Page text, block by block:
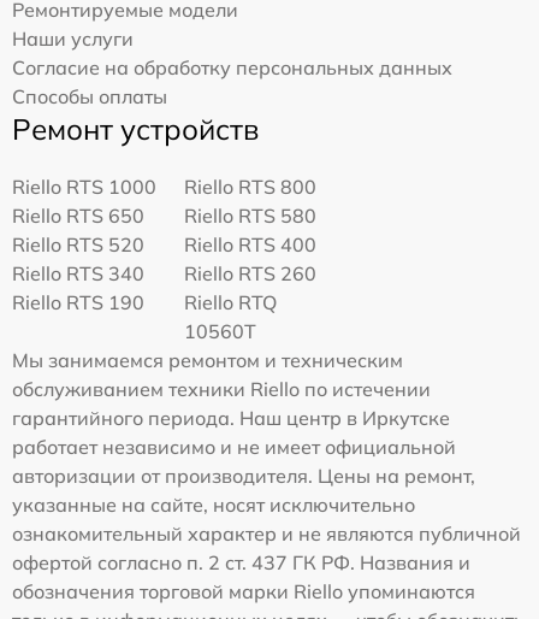
Ремонтируемые модели
Наши услуги
Согласие на обработку персональных данных
Способы оплаты
Ремонт устройств
Riello RTS 1000
Riello RTS 800
Riello RTS 650
Riello RTS 580
Riello RTS 520
Riello RTS 400
Riello RTS 340
Riello RTS 260
Riello RTS 190
Riello RTQ
10560T
Мы занимаемся ремонтом и техническим
обслуживанием техники Riello по истечении
гарантийного периода. Наш центр в Иркутске
работает независимо и не имеет официальной
авторизации от производителя. Цены на ремонт,
указанные на сайте, носят исключительно
ознакомительный характер и не являются публичной
офертой согласно п. 2 ст. 437 ГК РФ. Названия и
обозначения торговой марки Riello упоминаются